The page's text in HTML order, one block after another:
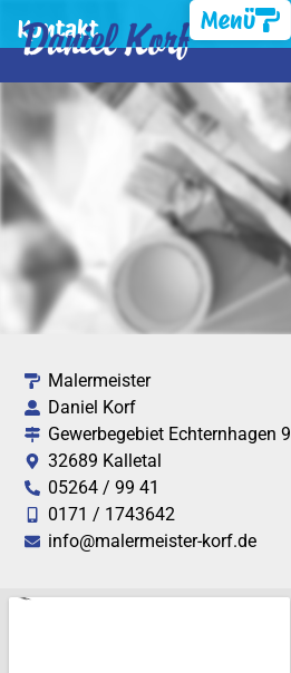
Menü
Kontakt
Malermeister
Daniel Korf
Gewerbegebiet Echternhagen 9
32689 Kalletal
05264 / 99 41
0171 / 1743642
info@malermeister-korf.de